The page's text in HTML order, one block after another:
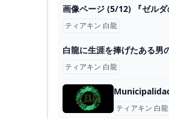
ティアキン 白龍
ティアキン 白龍
ティアキン 白龍